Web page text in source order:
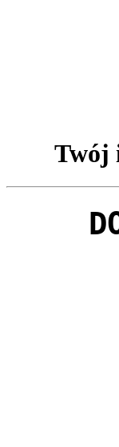
Twój